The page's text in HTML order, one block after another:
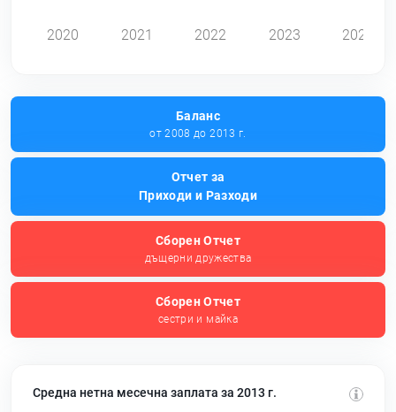
2020 2021 2022 2023 2024
Баланс
от 2008 до 2013 г.
Отчет за
Приходи и Разходи
Сборен Отчет
дъщерни дружества
Сборен Отчет
сестри и майка
Средна нетна месечна заплата за 2013 г.